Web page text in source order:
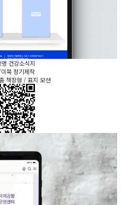
건강소식지
북 정기제작
책장형 / 표지 모션